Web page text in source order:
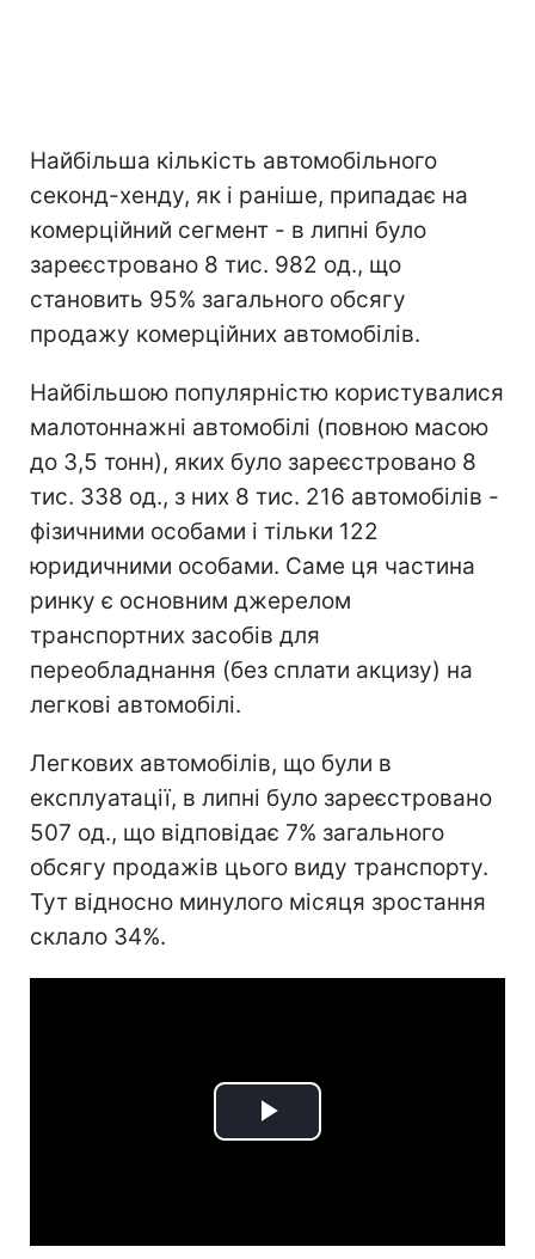
Найбільша кількість автомобільного
секонд-хенду, як і раніше, припадає на
комерційний сегмент - в липні було
зареєстровано 8 тис. 982 од., що
становить 95% загального обсягу
продажу комерційних автомобілів.
Найбільшою популярністю користувалися
малотоннажні автомобілі (повною масою
до 3,5 тонн), яких було зареєстровано 8
тис. 338 од., з них 8 тис. 216 автомобілів -
фізичними особами і тільки 122
юридичними особами. Саме ця частина
ринку є основним джерелом
транспортних засобів для
переобладнання (без сплати акцизу) на
легкові автомобілі.
Легкових автомобілів, що були в
експлуатації, в липні було зареєстровано
507 од., що відповідає 7% загального
обсягу продажів цього виду транспорту.
Тут відносно минулого місяця зростання
склало 34%.
Play